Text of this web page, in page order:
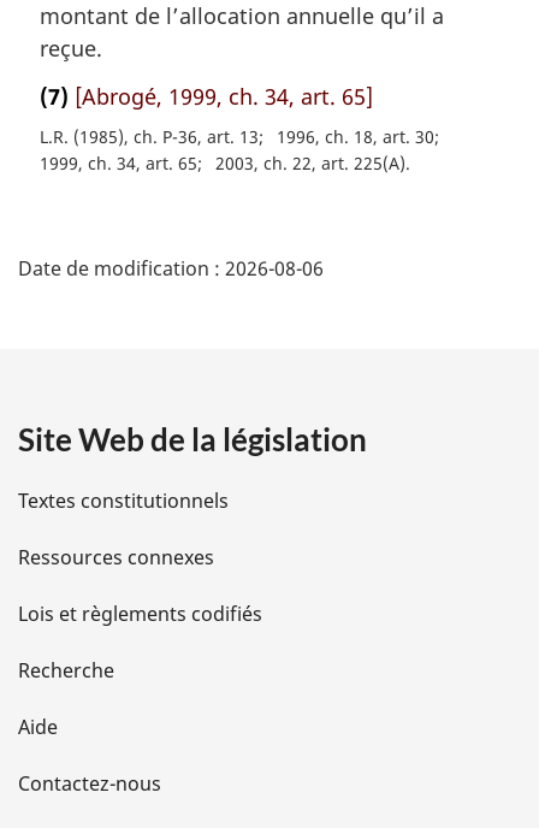
montant de l’allocation annuelle qu’il a
reçue.
(7) [Abrogé, 1999, ch. 34, art. 65]
L.R. (1985), ch. P-36, art. 13
1996, ch. 18, art. 30
1999, ch. 34, art. 65
2003, ch. 22, art. 225(A)
é
i
l
s
d
e
l
Date de modification : 2026-08-06
Site Web de la législation
Textes constitutionnels
Ressources connexes
Lois et règlements codifiés
Recherche
Aide
Contactez-nous